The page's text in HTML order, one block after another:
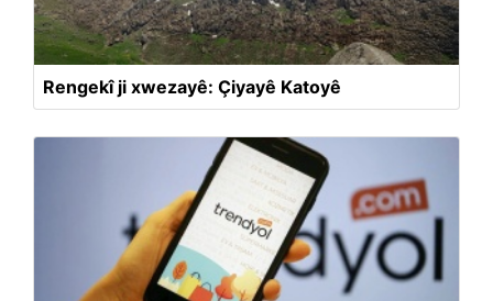
Rengekî ji xwezayê: Çiyayê Katoyê